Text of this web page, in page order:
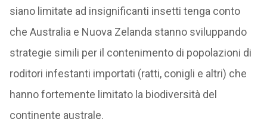
siano limitate ad insignificanti insetti tenga conto
che Australia e Nuova Zelanda stanno sviluppando
strategie simili per il contenimento di popolazioni di
roditori infestanti importati (ratti, conigli e altri) che
hanno fortemente limitato la biodiversità del
continente australe.